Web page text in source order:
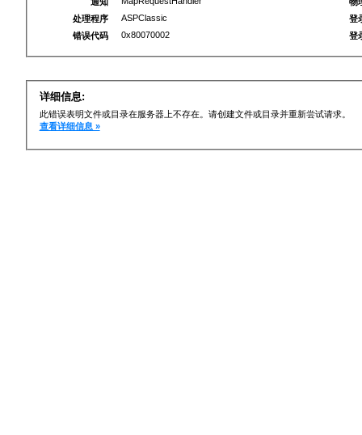
处理程序
ASPClassic
错误代码
0x80070002
登
登
详细信息:
此错误表明文件或目录在服务器上不存在。请创建文件或目录并重新尝试请求。
查看详细信息 »